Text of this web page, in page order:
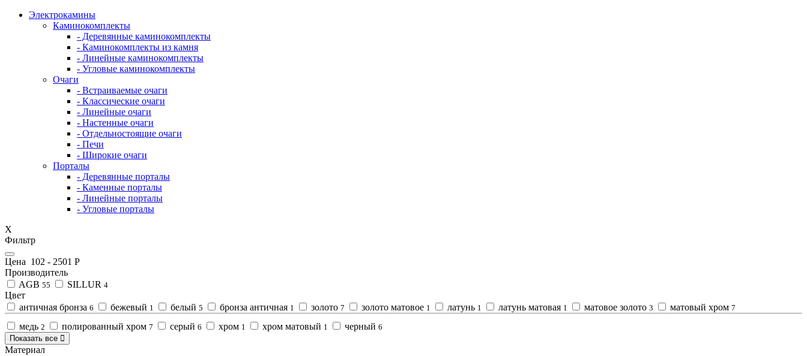
Электрокамины
Каминокомплекты
- Деревянные каминокомплекты
- Каминокомплекты из камня
- Линейные каминокомплекты
- Угловые каминокомплекты
Очаги
- Встраиваемые очаги
- Классические очаги
- Линейные очаги
- Настенные очаги
- Отдельностоящие очаги
- Печи
- Широкие очаги
Порталы
- Деревянные порталы
- Каменные порталы
- Линейные порталы
- Угловые порталы
X
Фильтр
Цена 102 - 2501 Р
Производитель
AGB 55 SILLUR 4
Цвет
античная бронза 6 бежевый 1 белый 5 бронза античная 1 золото 7 золото матовое 1 латунь 1 латунь матовая 1 матовое золото 3 матовый хром 7
медь 2 полированный хром 7 серый 6 хром 1 хром матовый 1 черный 6
Показать все
Материал